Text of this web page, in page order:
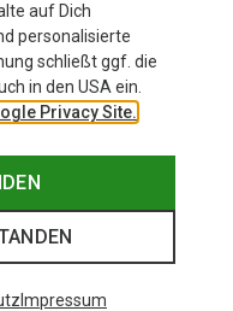
auf Dich
personalisierte
schließt ggf. die
in den USA ein.
Privacy Site.
Impressum